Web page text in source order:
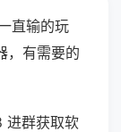
直输的玩
，有需要的
进群获取软